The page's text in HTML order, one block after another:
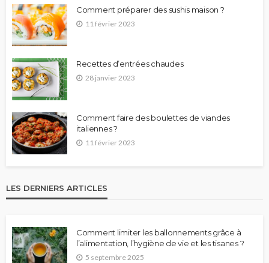
Comment préparer des sushis maison ?
11 février 2023
Recettes d’entrées chaudes
28 janvier 2023
Comment faire des boulettes de viandes
italiennes ?
11 février 2023
LES DERNIERS ARTICLES
Comment limiter les ballonnements grâce à
l’alimentation, l’hygiène de vie et les tisanes ?
5 septembre 2025